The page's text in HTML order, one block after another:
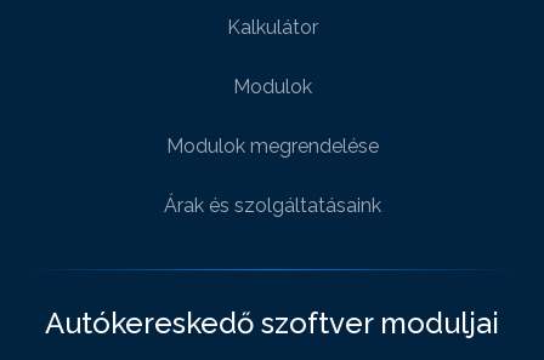
Kalkulátor
Modulok
Modulok megrendelése
Árak és szolgáltatásaink
Autókereskedő szoftver moduljai